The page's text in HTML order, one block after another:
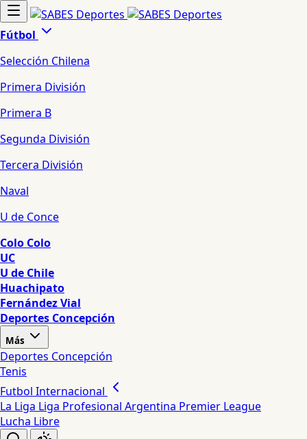
Fútbol
Selección Chilena
Primera División
Primera B
Segunda División
Tercera División
Naval
U de Conce
Colo Colo
UC
U de Chile
Huachipato
Fernández Vial
Deportes Concepción
Más
Deportes Concepción
Tenis
Futbol Internacional
La Liga Liga Profesional Argentina Premier League
Lucha Libre